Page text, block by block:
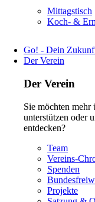
Navigation
überspringen
Mittagstisch
Koch- &
Go! - Dein
Der Verein
Der Verein
Sie möchten mehr
unterstützen oder
entdecken?
Navigation
überspringen
Team
Vereins-
Spenden
Projekte